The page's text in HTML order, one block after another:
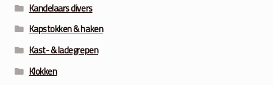
Kandelaars divers
Kapstokken & haken
Kast- & ladegrepen
Klokken